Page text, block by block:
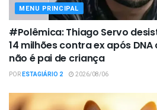
MENU PRINCIPAL
#Polêmica: Thiago Servo
14 milhões contra ex após
não é pai de criança
PORESTAGIÁRIO 2 2026/08/06